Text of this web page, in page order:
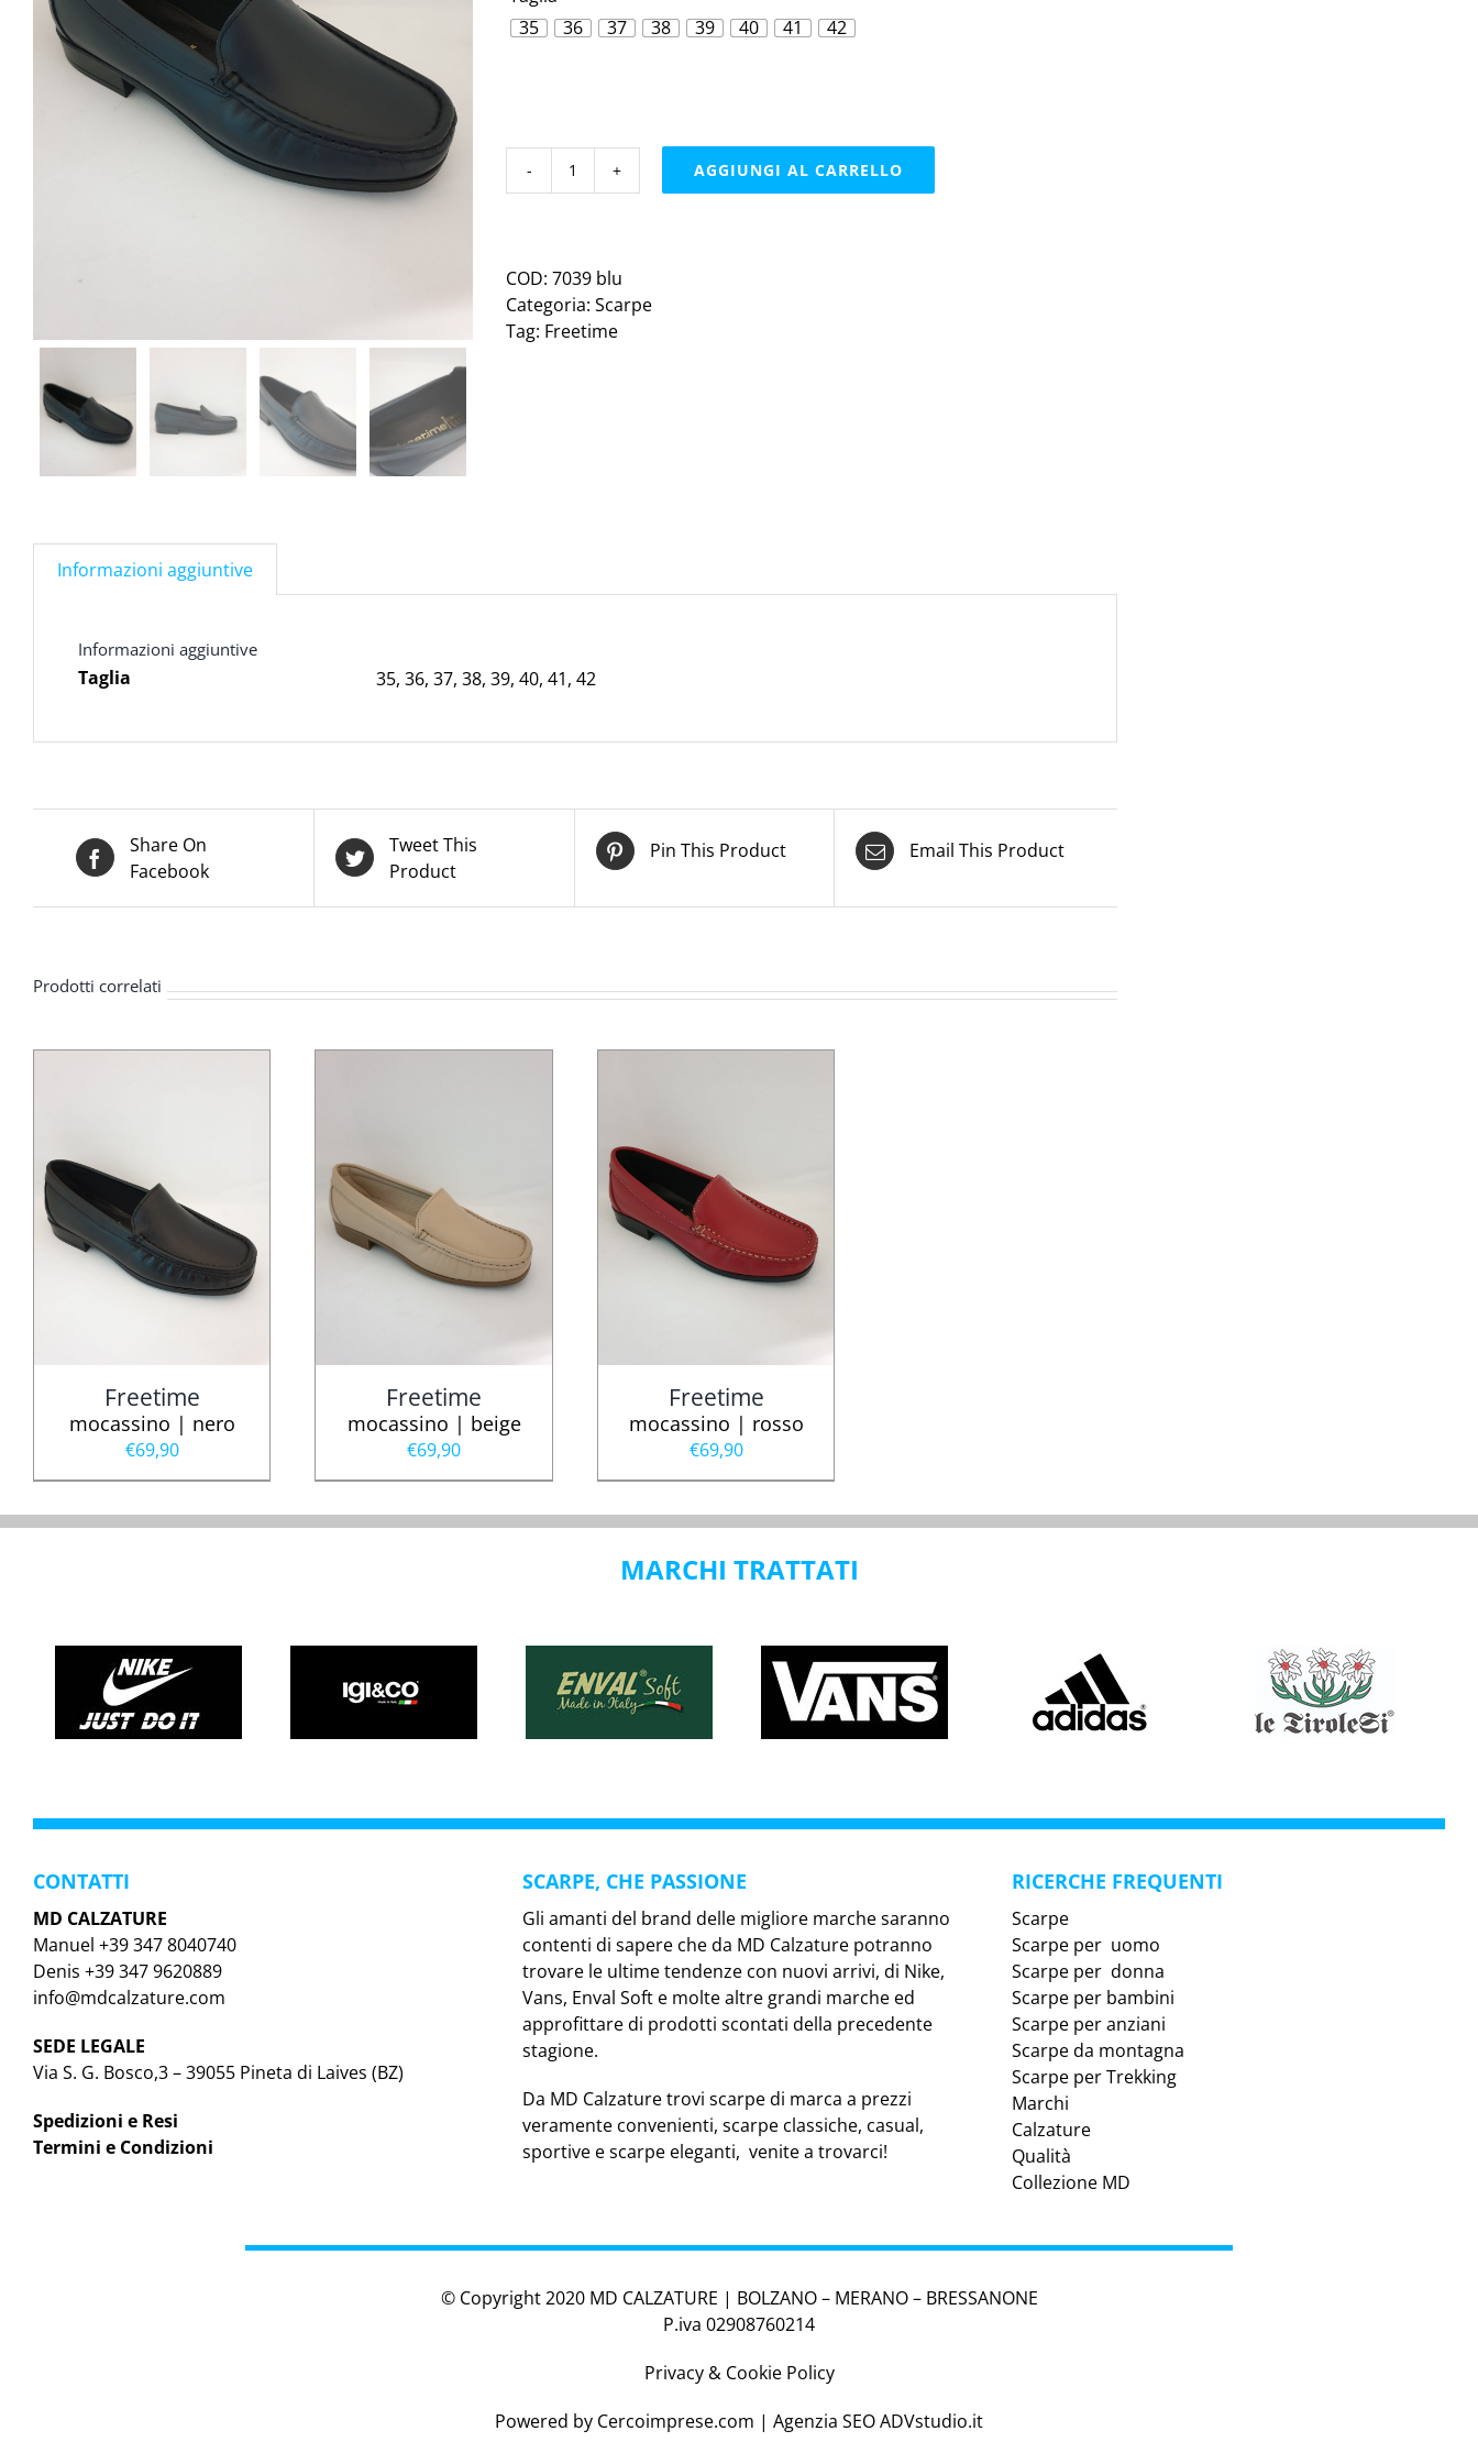

35 36 37 38 39 40 41 42
FreetimemocassinoAGGIUNGI AL CARRELLO
COD: 7039 blu
Categoria: Scarpe
Tag: Freetime
Informazioni aggiuntive
Informazioni aggiuntive
Taglia 35, 36, 37, 38, 39, 40, 41, 42
Share On
Facebook
Tweet This
Product
Pin This Product Email This Product
Prodotti correlati
Freetime
mocassino | nero
€69,90
Freetime
mocassino | beige
€69,90
Freetime
mocassino | rosso
€69,90
MARCHI TRATTATI
CONTATTI
MD CALZATURE
Manuel +39 347 8040740
Denis +39 347 9620889
info@mdcalzature.com
SEDE LEGALE
Via S. G. Bosco,3 – 39055 Pineta di Laives (BZ)
Spedizioni e Resi
Termini e Condizioni
SCARPE, CHE PASSIONE
Gli amanti del brand delle migliore marche saranno
contenti di sapere che da MD Calzature potranno
trovare le ultime tendenze con nuovi arrivi, di Nike,
Vans, Enval Soft e molte altre grandi marche ed
approfittare di prodotti scontati della precedente
stagione.
Da MD Calzature trovi scarpe di marca a prezzi
veramente convenienti, scarpe classiche, casual,
sportive e scarpe eleganti, venite a trovarci!
RICERCHE FREQUENTI
Scarpe
Scarpe per uomo
Scarpe per donna
Scarpe per bambini
Scarpe per anziani
Scarpe da montagna
Scarpe per Trekking
Marchi
Calzature
Qualità
Collezione MD
© Copyright 2020 MD CALZATURE | BOLZANO – MERANO – BRESSANONE
P.iva 02908760214
Privacy & Cookie Policy
Powered by Cercoimprese.com | Agenzia SEOADVstudio.it